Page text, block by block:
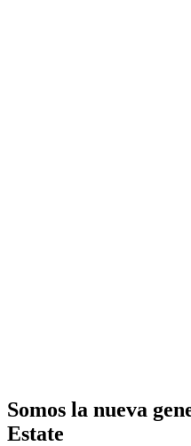
Somos la nueva
Estate